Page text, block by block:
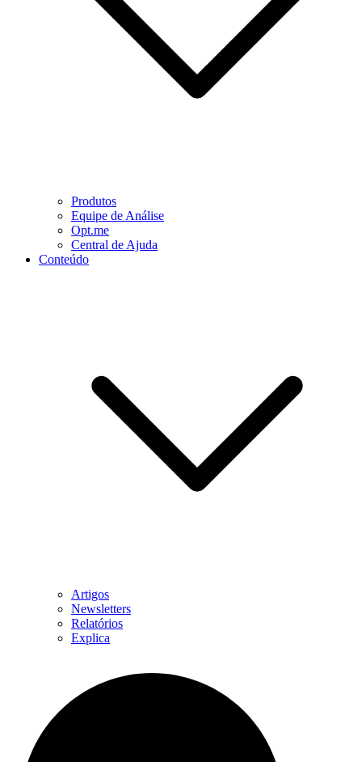
Produtos
Equipe de Análise
Opt.me
Central de Ajuda
Conteúdo
Artigos
Newsletters
Relatórios
Explica